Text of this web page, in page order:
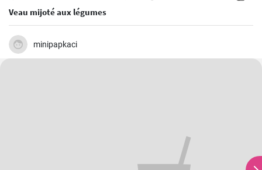
Veau mijoté aux légumes
minipapkaci